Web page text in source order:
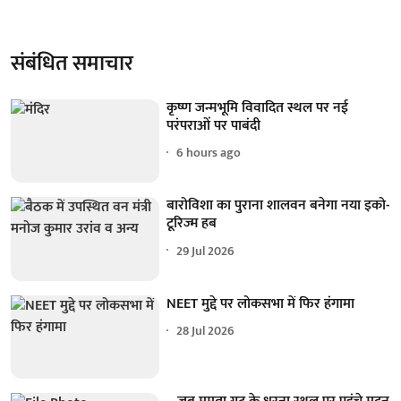
संबंधित समाचार
कृष्ण जन्मभूमि विवादित स्थल पर नई
परंपराओं पर पाबंदी
6 hours ago
बारोविशा का पुराना शालवन बनेगा नया इको-
टूरिज्म हब
29 Jul 2026
NEET मुद्दे पर लोकसभा में फिर हंगामा
28 Jul 2026